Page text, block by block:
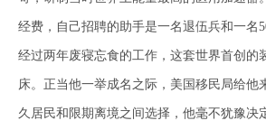
经费，自己招聘的助手是一名退伍兵和一名
经过两年废寝忘食的工作，这套世界首创的
床。正当他一举成名之际，美国移民局给他
久居民和限期离境之间选择，他毫不犹豫决